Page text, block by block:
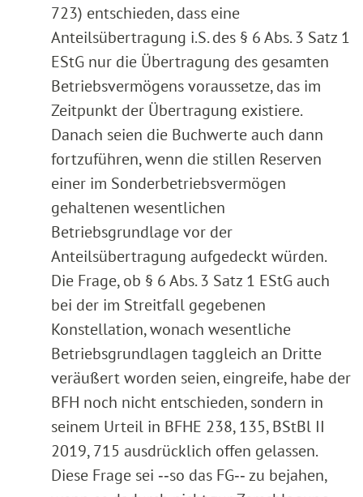
723) entschieden, dass eine
Anteilsübertragung i.S. des § 6 Abs. 3 Satz 1
EStG nur die Übertragung des gesamten
Betriebsvermögens voraussetze, das im
Zeitpunkt der Übertragung existiere.
Danach seien die Buchwerte auch dann
fortzuführen, wenn die stillen Reserven
einer im Sonderbetriebsvermögen
gehaltenen wesentlichen
Betriebsgrundlage vor der
Anteilsübertragung aufgedeckt würden.
Die Frage, ob § 6 Abs. 3 Satz 1 EStG auch
bei der im Streitfall gegebenen
Konstellation, wonach wesentliche
Betriebsgrundlagen taggleich an Dritte
veräußert worden seien, eingreife, habe der
BFH noch nicht entschieden, sondern in
seinem Urteil in BFHE 238, 135, BStBl II
2019, 715 ausdrücklich offen gelassen.
Diese Frage sei ‑‑so das FG‑‑ zu bejahen,